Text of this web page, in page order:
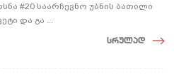
#20 საარჩევნო უბნის ბათილი
და გა ...
სრულად